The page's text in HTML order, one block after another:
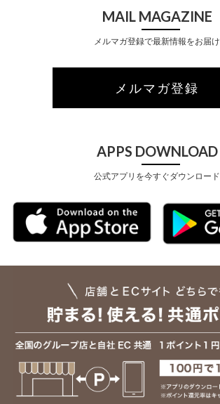
MAIL MAGAZINE
メルマガ登録で最新情報をお届け
メルマガ登録
APPS DOWNLOAD
公式アプリを今すぐダウンロード